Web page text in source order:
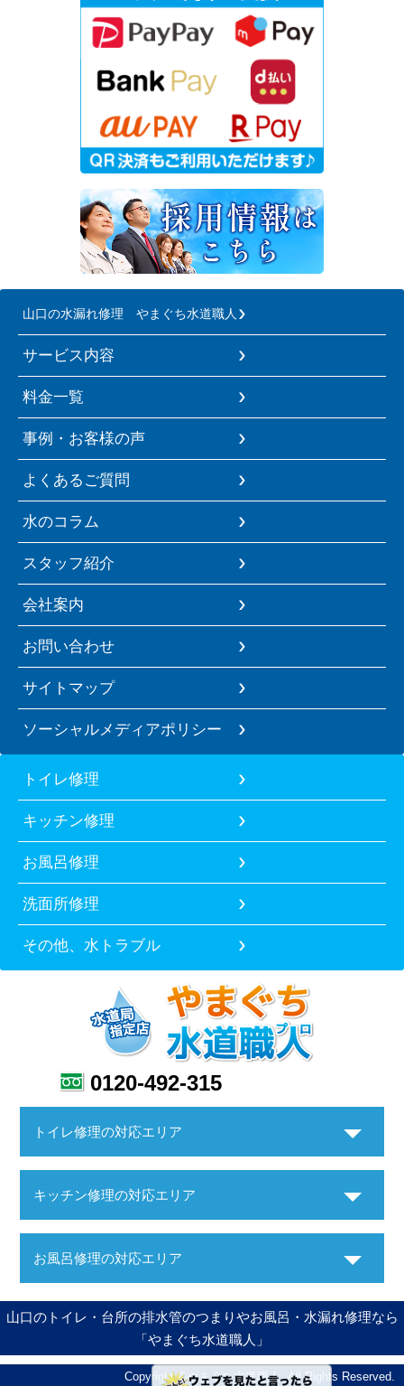
山口の水漏れ修理 やまぐち水道職人
サービス内容
料金一覧
事例・お客様の声
よくあるご質問
水のコラム
スタッフ紹介
会社案内
お問い合わせ
サイトマップ
ソーシャルメディアポリシー
トイレ修理
キッチン修理
お風呂修理
洗面所修理
その他、水トラブル
0120-492-315
トイレ修理の対応エリア
キッチン修理の対応エリア
お風呂修理の対応エリア
山口のトイレ・台所の排水管のつまりやお風呂・水漏れ修理なら
「やまぐち水道職人」
Copyright ©やまぐち水道職人. All Rights Reserved.